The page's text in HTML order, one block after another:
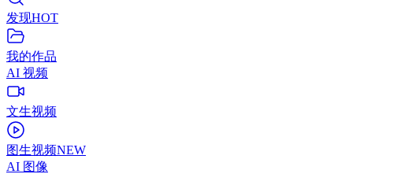
发现HOT
我的作品
AI 视频
文生视频
图生视频NEW
AI 图像